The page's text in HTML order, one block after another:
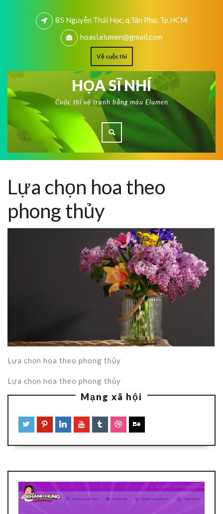
85 Nguyễn Thái Học, q.Tân Phú, Tp.HCM
hoasi.elumen@gmail.com
Về cuộc thi
HỌA SĨ NHÍ
Cuộc thi vẽ tranh bằng màu Elumen
Lựa chọn hoa theo
phong thủy
Lựa chọn hoa theo phong thủy
Lựa chọn hoa theo phong thủy
Mạng xã hội